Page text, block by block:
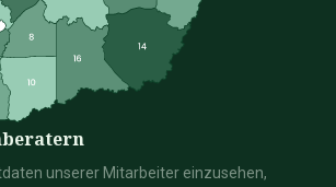
unserer Mitarbeiter einzusehen,